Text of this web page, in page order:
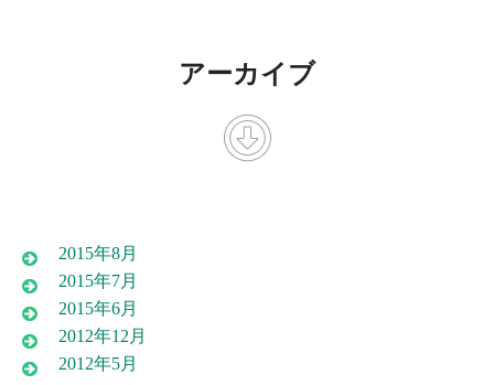
アーカイブ
2015年8月
2015年7月
2015年6月
2012年12月
2012年5月